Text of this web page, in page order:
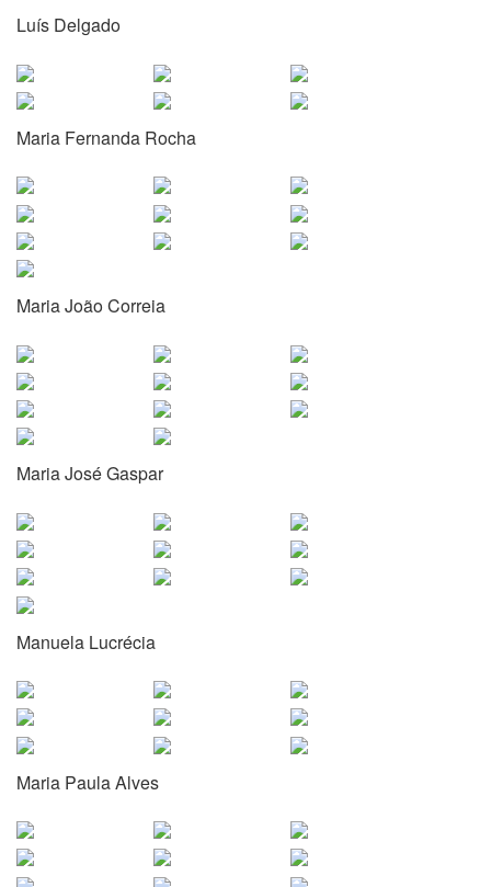
Luís Delgado
Maria Fernanda Rocha
Maria João Correia
Maria José Gaspar
Manuela Lucrécia
Maria Paula Alves